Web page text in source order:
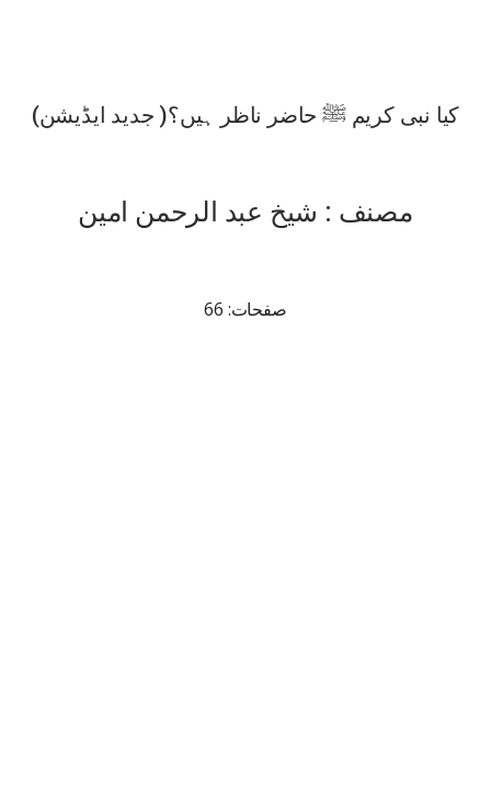
کیا نبی کریم ﷺ حاضر ناظر ہیں؟( جدید ایڈیشن)
مصنف : شیخ عبد الرحمن امین
صفحات: 66